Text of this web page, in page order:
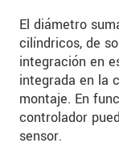
El diámetro
cilíndricos, de
integración en
integrada en la
montaje. En
controlador
sensor.